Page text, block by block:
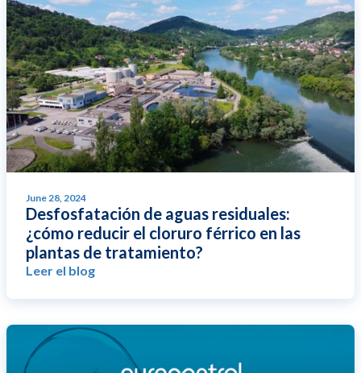
June 28, 2024
Desfosfatación de aguas residuales:
¿cómo reducir el cloruro férrico en las
plantas de tratamiento?
Leer el blog